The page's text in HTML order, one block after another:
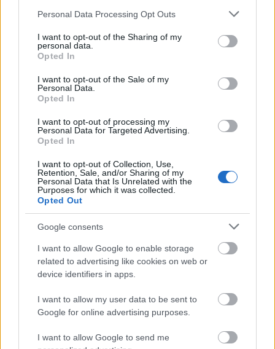
Please note that this website/app uses one or more Google
not limited to your visit or usage behaviour. You may click to
grant or deny consent to Google and its third-party tags to
use your data for below specified purposes in below Google
consent section.
Personal Data Processing Opt Outs
I want to opt-out of the Sharing of my
personal data.
Opted In
I want to opt-out of the Sale of my
Personal Data.
Opted In
I want to opt-out of processing my
Personal Data for Targeted Advertising.
Opted In
I want to opt-out of Collection, Use,
Retention, Sale, and/or Sharing of my
Personal Data that Is Unrelated with the
Purposes for which it was collected.
Opted Out
Google consents
I want to allow Google to enable storage
related to advertising like cookies on web or
device identifiers in apps.
I want to allow my user data to be sent to
Google for online advertising purposes.
I want to allow Google to send me
Διαβάζονται αυτή τη στιγμή
από τα δάνεια του ν. Κατσέλη
Νέο Χωροταξικό Τουρισμού: Οι νέες «κόκκινες
ξενοδοχεία, νησιά και επενδύσεις
Τα ανοιχτά μέτωπα για την ενίσχυση της
BEST OFINTERNET